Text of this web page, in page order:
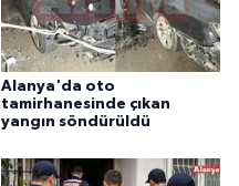
Alanya'da oto
tamirhanesinde çıkan
yangın söndürüldü